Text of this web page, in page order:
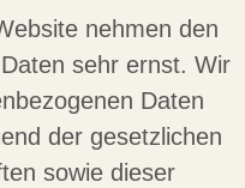
nehmen den
sehr ernst. Wir
Daten
der gesetzlichen
sowie dieser